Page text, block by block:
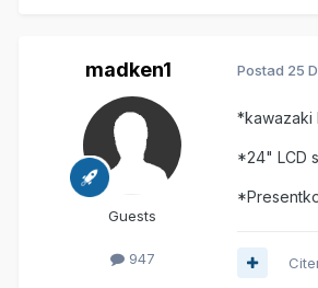
madken1
Guests
947
Postad 25
*kawazaki
*24" LCD